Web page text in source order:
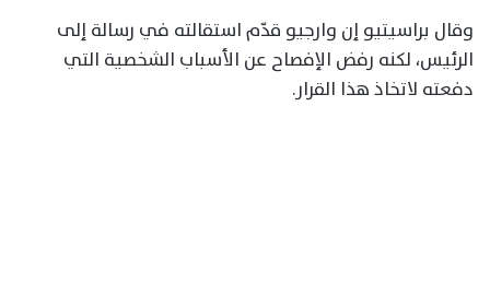
وقال براسيتيو إن وارجيو قدّم استقالته في رسالة إلى
الرئيس، لكنه رفض الإفصاح عن الأسباب ⁠الشخصية التي
دفعته لاتخاذ هذا القرار.